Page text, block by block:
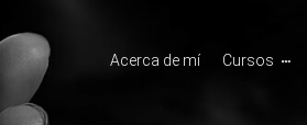
Acerca de mí Cursos